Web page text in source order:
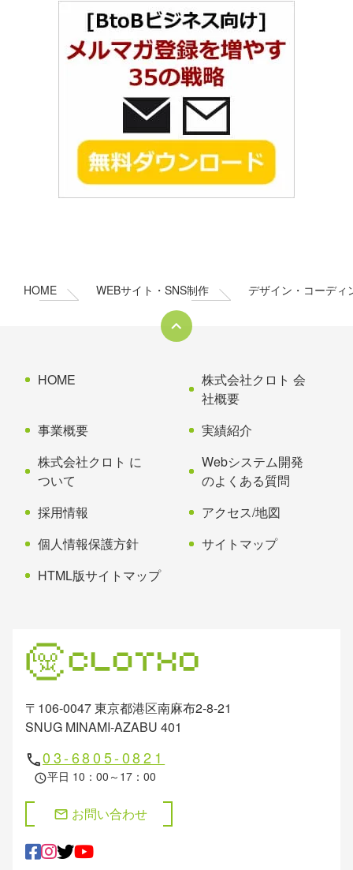
HOME WEBサイト・SNS制作 デザイン・コーディ
〒106-0047 東京都港区南麻布2-8-21
SNUG MINAMI-AZABU 401
phone03-6805-0821
schedule平日 10：00～17：00
mail お問い合わせ
HOME
株式会社クロト 会
社概要
事業概要
実績紹介
株式会社クロト に
ついて
Webシステム開発
のよくある質問
採用情報
アクセス/地図
個人情報保護方針
サイトマップ
HTML版サイトマップ